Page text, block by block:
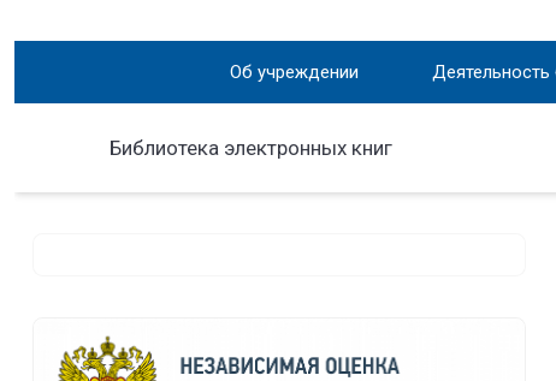
Об учреждении Деятельность
Библиотека электронных книг